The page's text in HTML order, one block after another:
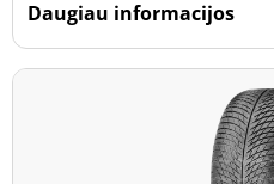
Daugiau informacijos